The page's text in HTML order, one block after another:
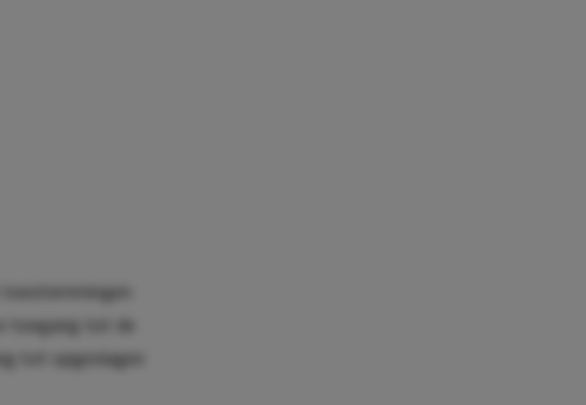
toegang tot de
tot opgeslagen